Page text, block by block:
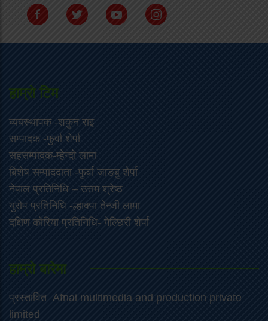
हाम्राे टिम
ब्यबस्थापक -शकुन राइ
सम्पादक -फुर्वा शेर्पा
सहसम्पादक-म्हेन्दो लामा
‍बिशेष सम्पाददाता -फुर्वा जा‌ङबु शेर्पा
नेपाल प्रतिनिधि – उत्तम श्रेष्ठ
युरोप प्रतिनिधि -ल्हाक्पा तेन्जी लामा
दक्षिण कोरिया प्रतिनिधि- गेल्छिरी शेर्पा
हाम्रो बारेमा
प्रस्तावित Afnai multimedia and production private
limited